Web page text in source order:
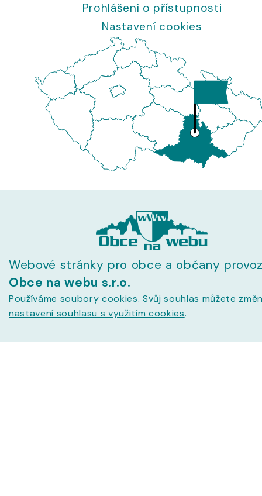
Prohlášení o přístupnosti
Nastavení cookies
Webové stránky pro obce a občany
Obce na webu s.r.o.
Používáme soubory cookies. Svůj souhlas můžete
nastavení souhlasu s využitím cookies.